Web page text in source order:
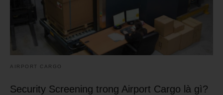
AIRPORT CARGO
Security Screening trong Airport Cargo là gì?